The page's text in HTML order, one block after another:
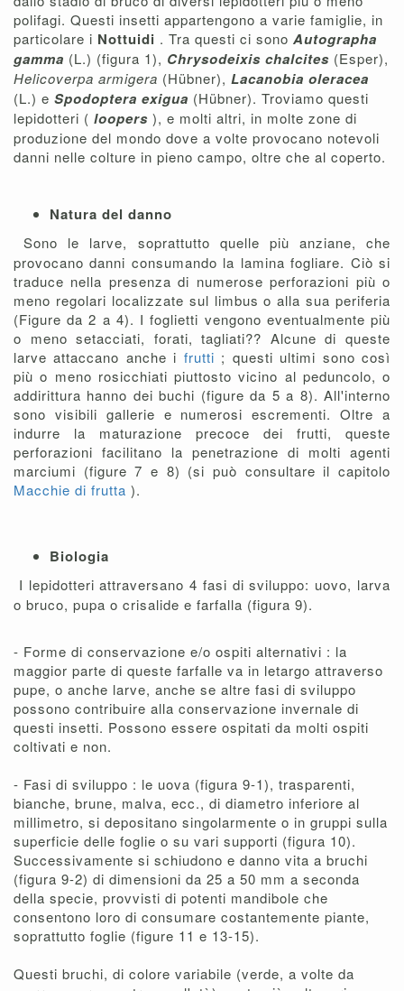
polifagi. Questi insetti appartengono a varie famiglie, in
particolare i Nottuidi . Tra questi ci sono Autographa
gamma (L.) (figura 1), Chrysodeixis chalcites (Esper),
Helicoverpa armigera (Hübner), Lacanobia oleracea
(L.) e Spodoptera exigua (Hübner). Troviamo questi
lepidotteri ( loopers ), e molti altri, in molte zone di
produzione del mondo dove a volte provocano notevoli
danni nelle colture in pieno campo, oltre che al coperto.
Natura del danno
Sono le larve, soprattutto quelle più anziane, che
provocano danni consumando la lamina fogliare. Ciò si
traduce nella presenza di numerose perforazioni più o
meno regolari localizzate sul limbus o alla sua periferia
(Figure da 2 a 4). I foglietti vengono eventualmente più
o meno setacciati, forati, tagliati?? Alcune di queste
larve attaccano anche i frutti ; questi ultimi sono così
più o meno rosicchiati piuttosto vicino al peduncolo, o
addirittura hanno dei buchi (figure da 5 a 8). All'interno
sono visibili gallerie e numerosi escrementi. Oltre a
indurre la maturazione precoce dei frutti, queste
perforazioni facilitano la penetrazione di molti agenti
marciumi (figure 7 e 8) (si può consultare il capitolo
Macchie di frutta ).
Biologia
I lepidotteri attraversano 4 fasi di sviluppo: uovo, larva
o bruco, pupa o crisalide e farfalla (figura 9).
- Forme di conservazione e/o ospiti alternativi : la
maggior parte di queste farfalle va in letargo attraverso
pupe, o anche larve, anche se altre fasi di sviluppo
possono contribuire alla conservazione invernale di
questi insetti. Possono essere ospitati da molti ospiti
coltivati ​​e non.
- Fasi di sviluppo : le uova (figura 9-1), trasparenti,
bianche, brune, malva, ecc., di diametro inferiore al
millimetro, si depositano singolarmente o in gruppi sulla
superficie delle foglie o su vari supporti (figura 10).
Successivamente si schiudono e danno vita a bruchi
(figura 9-2) di dimensioni da 25 a 50 mm a seconda
della specie, provvisti di potenti mandibole che
consentono loro di consumare costantemente piante,
soprattutto foglie (figure 11 e 13-15).
Questi bruchi, di colore variabile (verde, a volte da